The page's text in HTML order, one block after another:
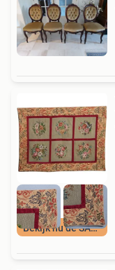
Bekijk nu de SALE